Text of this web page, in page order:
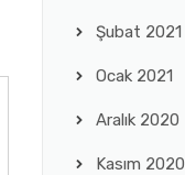
Şubat 2021
Ocak 2021
Aralık 2020
Kasım 2020